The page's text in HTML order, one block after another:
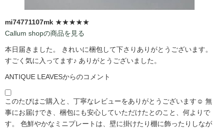
mi74771107mk ★★★★★
Callum shopの商品を見る
本日届きました。 きれいに梱包して下さりありがとうございます。
すごく気に入ってます♪ ありがとうございました。
ANTIQUE LEAVESからのコメント
このたびはご購入と、丁寧なレビューをありがとうございます☺️ 無
事にお届けでき、梱包にも安心していただけたとのこと、何よりで
す。 色鮮やかなミニプレートは、壁に掛けたり棚に飾ったりしなが